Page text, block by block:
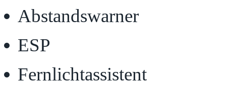
Abstandswarner
ESP
Fernlichtassistent